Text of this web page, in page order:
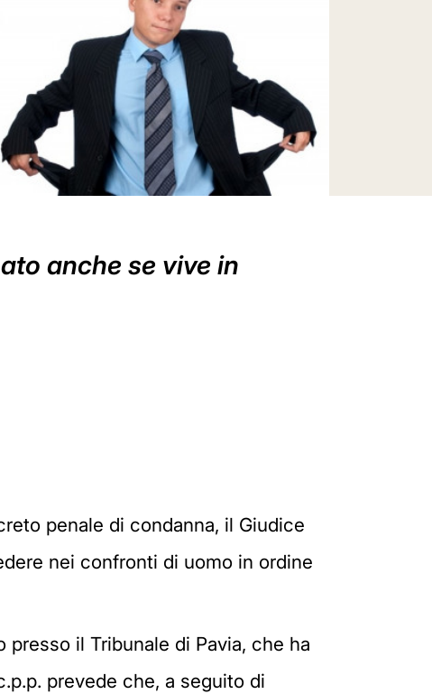
anche se vive in
penale di condanna, il Giudice
nei confronti di uomo in ordine
il Tribunale di Pavia, che ha
prevede che, a seguito di